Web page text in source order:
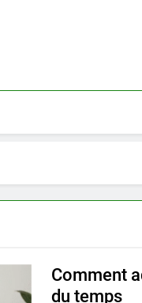
Comment
du temps